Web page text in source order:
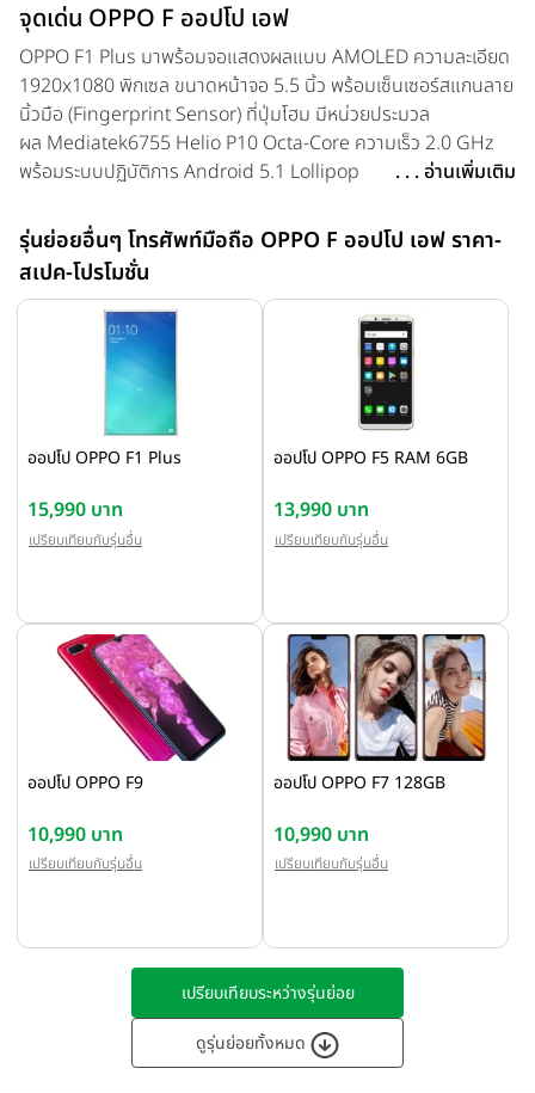
จุดเด่น OPPO F ออปโป เอฟ
OPPO F1 Plus มาพร้อมจอแสดงผลแบบ AMOLED ความละเอียด
1920x1080 พิกเซล ขนาดหน้าจอ 5.5 นิ้ว พร้อมเซ็นเซอร์สแกนลาย
นิ้วมือ (Fingerprint Sensor) ที่ปุ่มโฮม มีหน่วยประมวล
ผล Mediatek6755 Helio P10 Octa-Core ความเร็ว 2.0 GHz
พร้อมระบบปฏิบัติการ Android 5.1 Lollipop
. . . อ่านเพิ่มเติม
รุ่นย่อยอื่นๆ โทรศัพท์มือถือ OPPO F ออปโป เอฟ ราคา-
สเปค-โปรโมชั่น
ออปโป OPPO F1 Plus
15,990 บาท
เปรียบเทียบกับรุ่นอื่น
ออปโป OPPO F5 RAM 6GB
13,990 บาท
เปรียบเทียบกับรุ่นอื่น
ออปโป OPPO F9
10,990 บาท
เปรียบเทียบกับรุ่นอื่น
ออปโป OPPO F7 128GB
10,990 บาท
เปรียบเทียบกับรุ่นอื่น
เปรียบเทียบระหว่างรุ่นย่อย
ดูรุ่นย่อยทั้งหมด